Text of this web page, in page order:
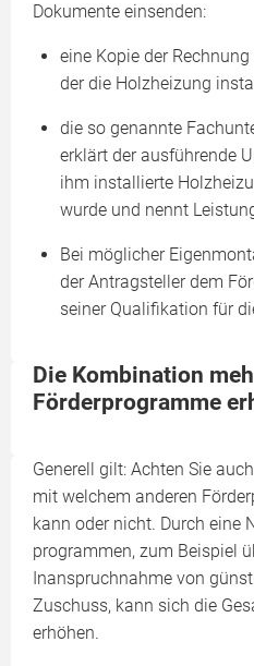
Dokumente einsenden:
eine Kopie der
der die Holzheizung
die so genannte
erklärt der ausführende
ihm installierte
wurde und nennt
Bei möglicher
der Antragsteller dem
seiner Qualifikation für
Die Kombination
Förderprogramme
Generell gilt: Achten Sie
mit welchem anderen
kann oder nicht. Durch eine
programmen, zum Beispiel
Inanspruchnahme von
Zuschuss, kann sich die
erhöhen.